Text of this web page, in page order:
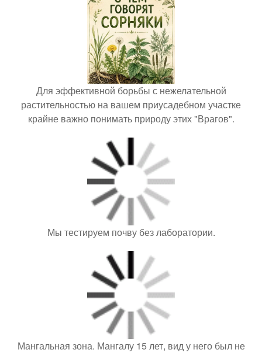
Для эффективной борьбы с нежелательной
растительностью на вашем приусадебном участке
крайне важно понимать природу этих "Врагов".
Мы тестируем почву без лаборатории.
Мангальная зона. Мангалу 15 лет, вид у него был не